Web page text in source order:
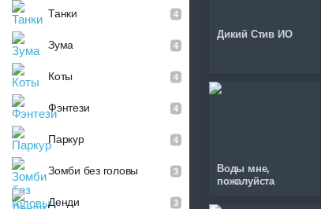
Танки 4
Зума 4
Коты 4
Фэнтези 4
Паркур 4
Зомби без головы 3
Денди 3
Дикий Стив ИО
Воды мне,
пожалуйста